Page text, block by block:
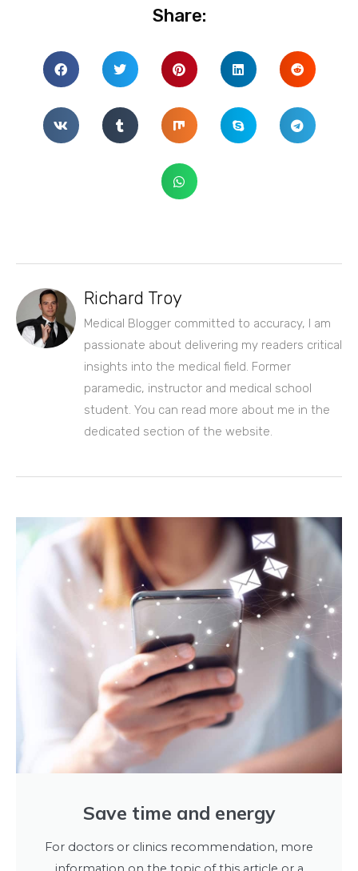
Share:
Richard Troy
Medical Blogger committed to accuracy, I am
passionate about delivering my readers critical
insights into the medical field. Former
paramedic, instructor and medical school
student. You can read more about me in the
dedicated section of the website.
Save time and energy
For doctors or clinics recommendation, more